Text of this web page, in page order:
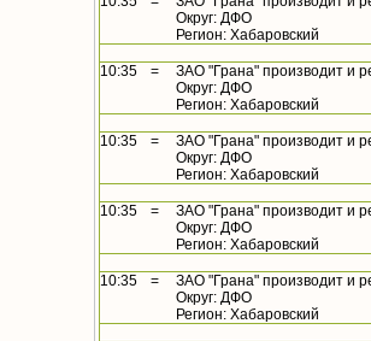
Округ: ДФО
Регион: Хабаровский
10:35 =
ЗАО "Грана" производит и
Округ: ДФО
Регион: Хабаровский
10:35 =
ЗАО "Грана" производит и
Округ: ДФО
Регион: Хабаровский
10:35 =
ЗАО "Грана" производит и
Округ: ДФО
Регион: Хабаровский
10:35 =
ЗАО "Грана" производит и
Округ: ДФО
Регион: Хабаровский